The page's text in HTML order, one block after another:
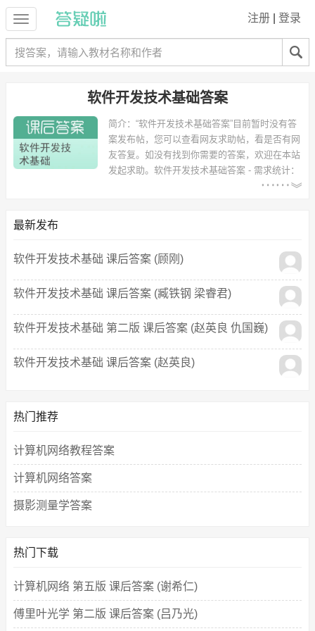
注册 登录
软件开发技术基础答案
简介： “软件开发技术基础答案”目前暂时没有答
案发布帖，您可以查看网友求助帖，看是否有网
友答复。如没有找到你需要的答案，欢迎在本站
发起求助。 软件开发技术基础答案 - 需求统计：
：项目管理、数控加工、石油
以下学校的同学下载过
园明职业学院、许昌学院 等。
最新发布
软件开发技术基础 课后答案 (顾刚)
软件开发技术基础 课后答案 (臧铁钢 梁睿君)
软件开发技术基础 第二版 课后答案 (赵英良 仇国巍)
软件开发技术基础 课后答案 (赵英良)
热门推荐
计算机网络教程答案
计算机网络答案
摄影测量学答案
热门下载
计算机网络 第五版 课后答案 (谢希仁)
傅里叶光学 第二版 课后答案 (吕乃光)